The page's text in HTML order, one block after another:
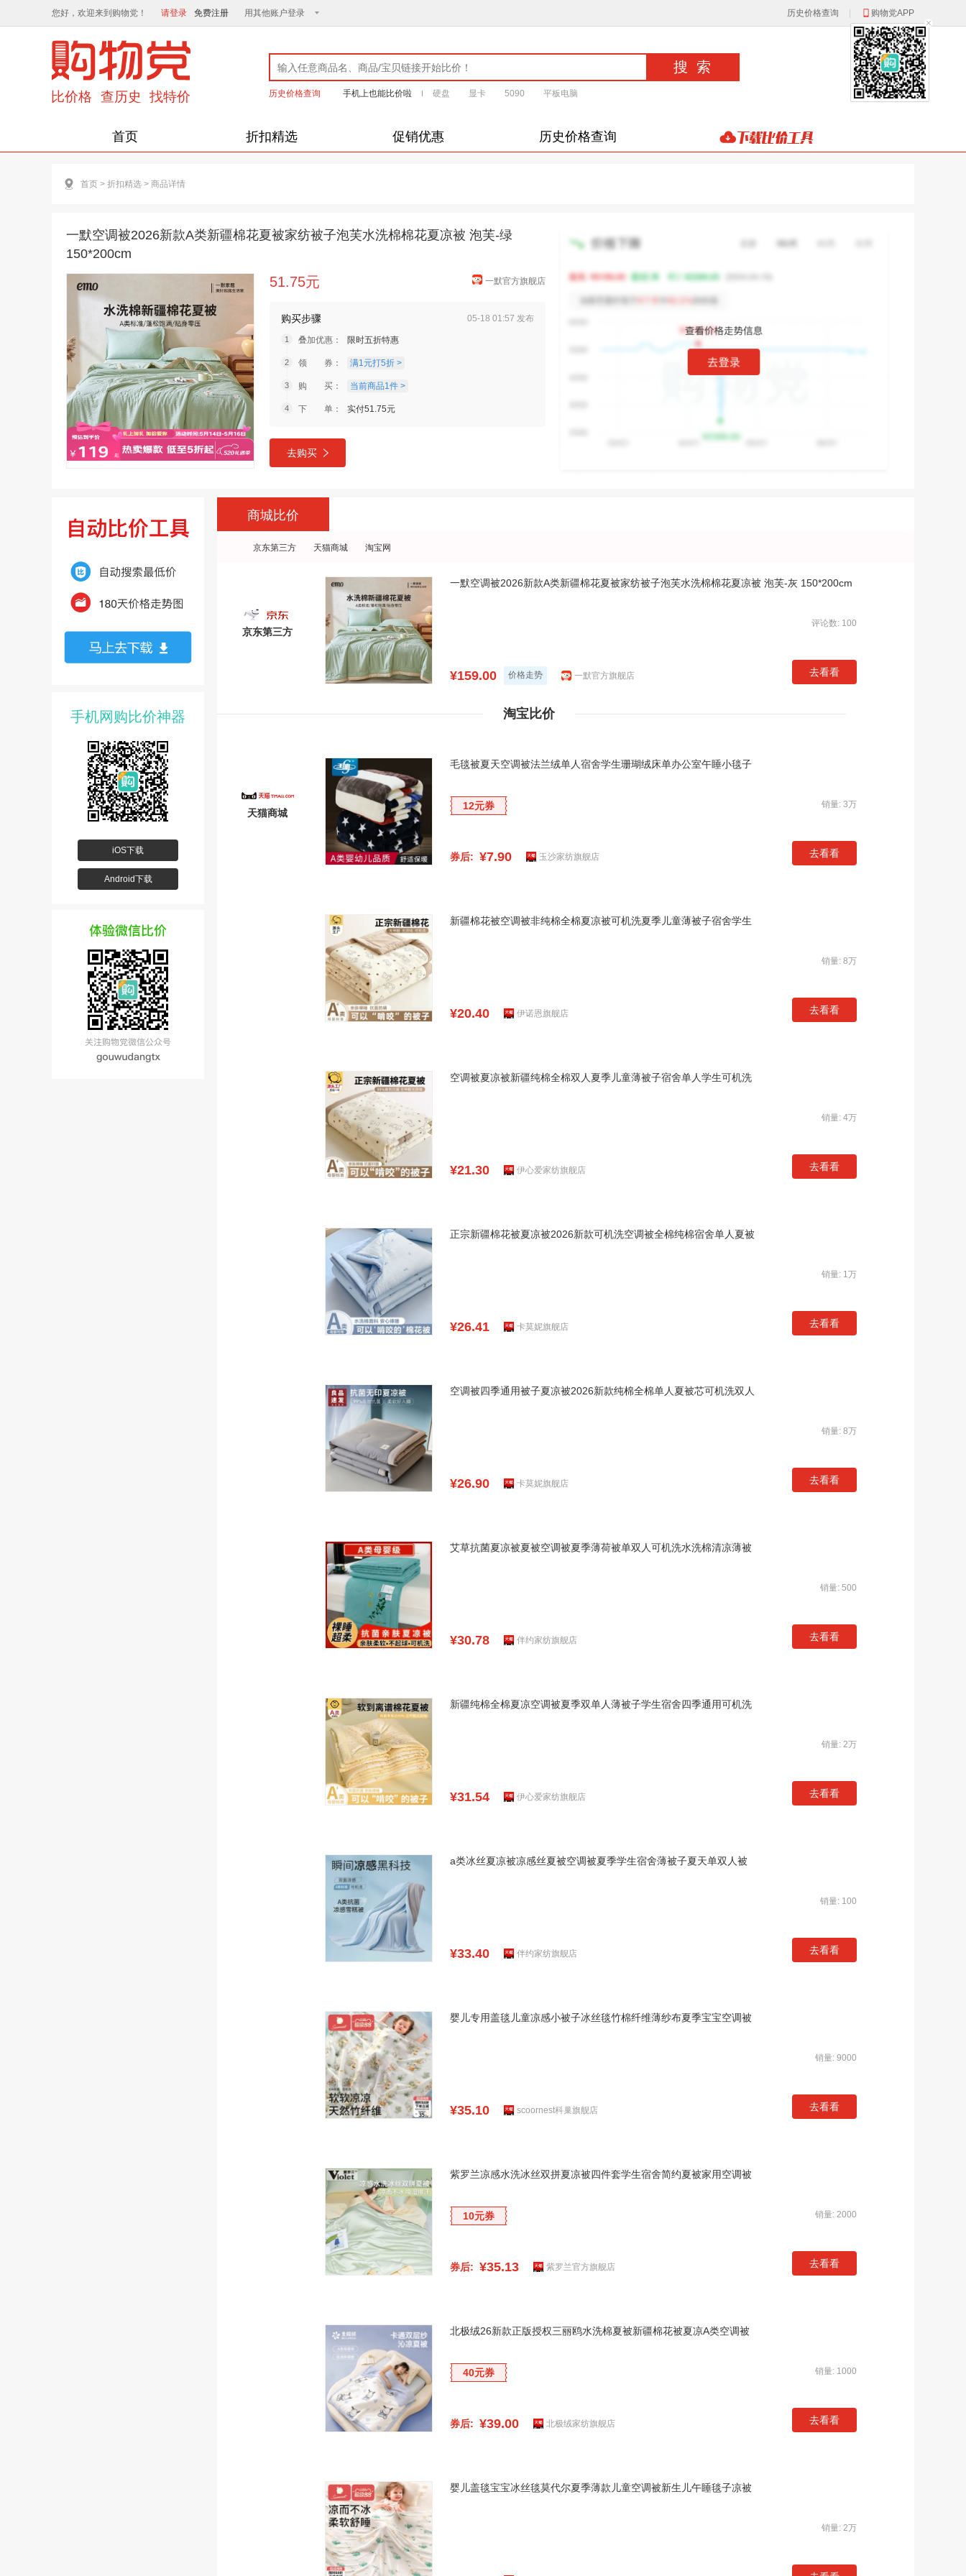
您好，欢迎来到购物党！ 请登录 免费注册 用其他账户登录 历史价格查询 购物党APP
历史价格查询 手机上也能比价啦 硬盘 显卡 5090 平板电脑
首页 折扣精选 促销优惠 历史价格查询
首页 > 折扣精选 > 商品详情
一默空调被2026新款A类新疆棉花夏被家纺被子泡芙水洗棉棉花夏凉被 泡芙-绿
150*200cm
51.75元 一默官方旗舰店
购买步骤 05-18 01:57 发布
叠加优惠： 限时五折特惠
领 券： 满1元打5折 >
购 买： 当前商品1件 >
下 单： 实付51.75元
去购买
手机网购比价神器
iOS下载
Android下载
商城比价
京东第三方 天猫商城 淘宝网
京东第三方
一默空调被2026新款A类新疆棉花夏被家纺被子泡芙水洗棉棉花夏凉被 泡芙-灰 150*200cm
评论数: 100
¥159.00 价格走势 一默官方旗舰店 去看看
淘宝比价
天猫商城
毛毯被夏天空调被法兰绒单人宿舍学生珊瑚绒床单办公室午睡小毯子
12元券 销量: 3万
券后: ¥7.90 玉沙家纺旗舰店 去看看
新疆棉花被空调被非纯棉全棉夏凉被可机洗夏季儿童薄被子宿舍学生
销量: 8万
¥20.40 伊诺恩旗舰店 去看看
空调被夏凉被新疆纯棉全棉双人夏季儿童薄被子宿舍单人学生可机洗
销量: 4万
¥21.30 伊心爱家纺旗舰店 去看看
正宗新疆棉花被夏凉被2026新款可机洗空调被全棉纯棉宿舍单人夏被
销量: 1万
¥26.41 卡莫妮旗舰店 去看看
空调被四季通用被子夏凉被2026新款纯棉全棉单人夏被芯可机洗双人
销量: 8万
¥26.90 卡莫妮旗舰店 去看看
艾草抗菌夏凉被夏被空调被夏季薄荷被单双人可机洗水洗棉清凉薄被
销量: 500
¥30.78 伴约家纺旗舰店 去看看
新疆纯棉全棉夏凉空调被夏季双单人薄被子学生宿舍四季通用可机洗
销量: 2万
¥31.54 伊心爱家纺旗舰店 去看看
a类冰丝夏凉被凉感丝夏被空调被夏季学生宿舍薄被子夏天单双人被
销量: 100
¥33.40 伴约家纺旗舰店 去看看
婴儿专用盖毯儿童凉感小被子冰丝毯竹棉纤维薄纱布夏季宝宝空调被
销量: 9000
¥35.10 scoornest科巢旗舰店 去看看
紫罗兰凉感水洗冰丝双拼夏凉被四件套学生宿舍简约夏被家用空调被
10元券 销量: 2000
券后: ¥35.13 紫罗兰官方旗舰店 去看看
北极绒26新款正版授权三丽鸥水洗棉夏被新疆棉花被夏凉A类空调被
40元券 销量: 1000
券后: ¥39.00 北极绒家纺旗舰店 去看看
婴儿盖毯宝宝冰丝毯莫代尔夏季薄款儿童空调被新生儿午睡毯子凉被
销量: 2万